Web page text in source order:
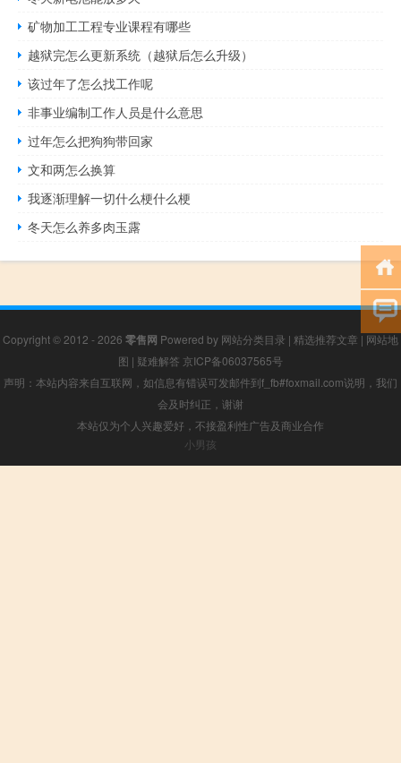
矿物加工工程专业课程有哪些
越狱完怎么更新系统（越狱后怎么升级）
该过年了怎么找工作呢
非事业编制工作人员是什么意思
过年怎么把狗狗带回家
文和两怎么换算
我逐渐理解一切什么梗什么梗
冬天怎么养多肉玉露
Copyright © 2012 - 2026 零售网 Powered by 网站分类目录 | 精选推荐文章 | 网站地
图 | 疑难解答 京ICP备06037565号
声明：本站内容来自互联网，如信息有错误可发邮件到f_fb#foxmail.com说明，我们
会及时纠正，谢谢
本站仅为个人兴趣爱好，不接盈利性广告及商业合作
小男孩